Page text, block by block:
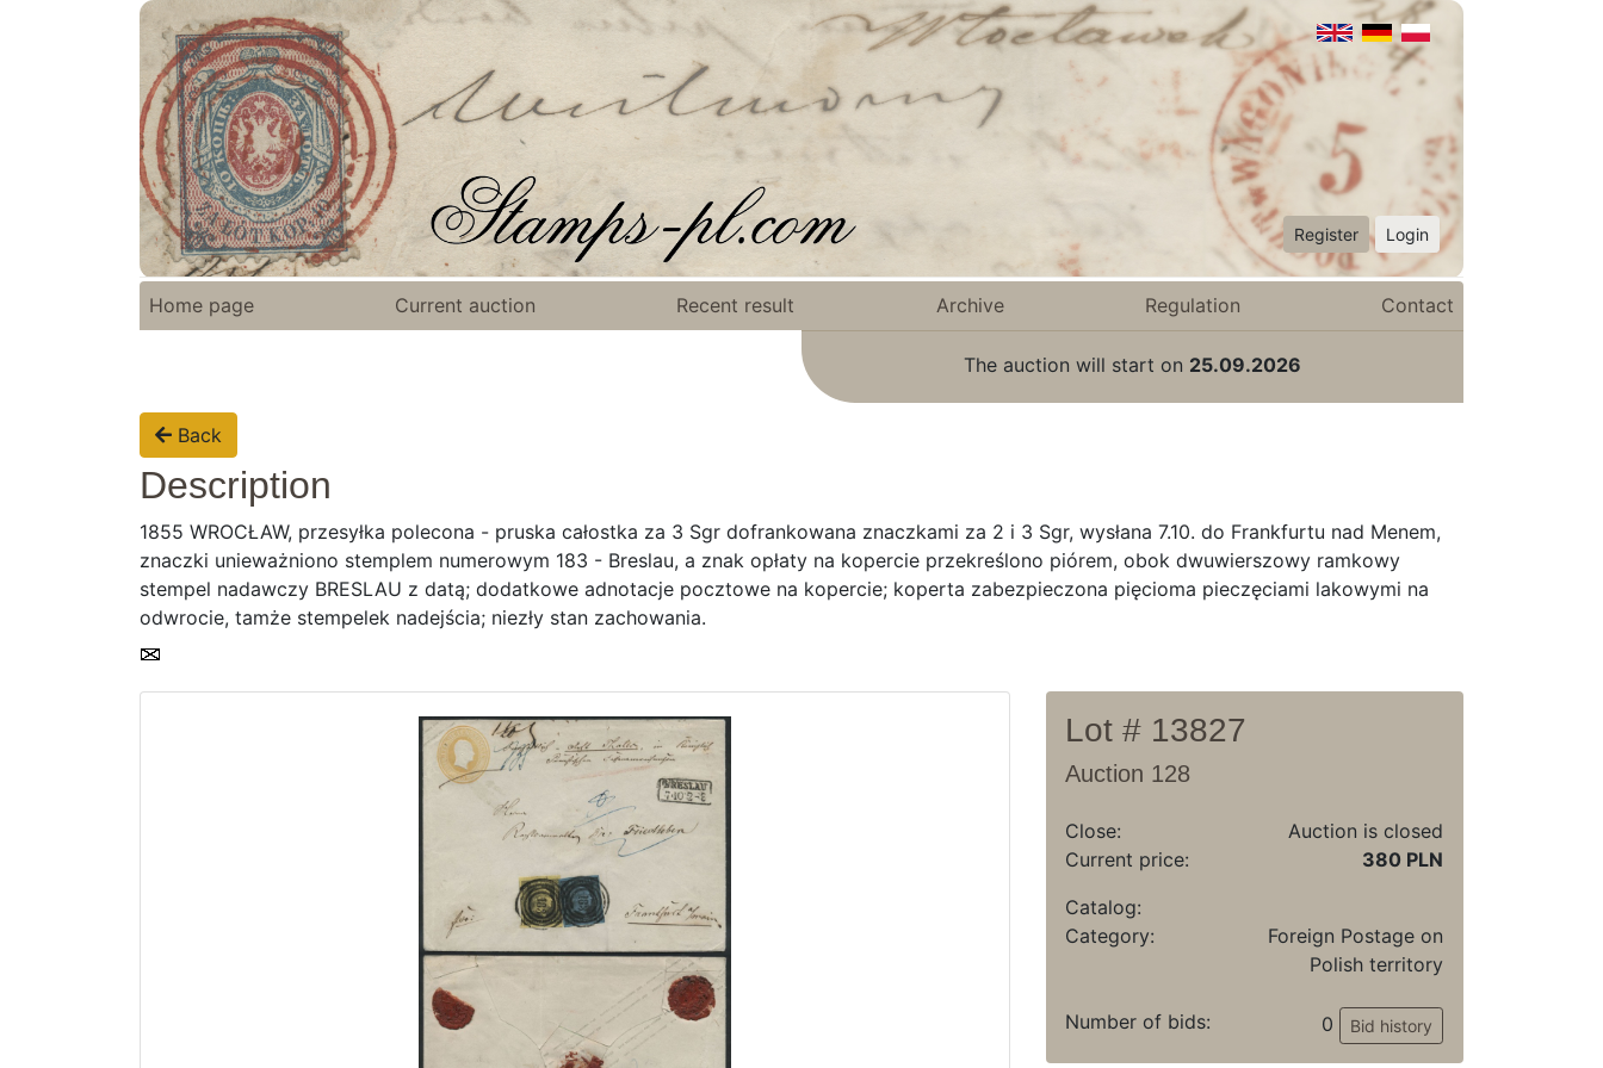
Register Login
Home page Current auction Recent result Archive Regulation Contact
The auction will start on 25.09.2026
Back
Description
1855 WROCŁAW, przesyłka polecona - pruska całostka za 3 Sgr dofrankowana znaczkami za 2 i 3 Sgr, wysłana 7.10. do Frankfurtu nad Menem,
znaczki unieważniono stemplem numerowym 183 - Breslau, a znak opłaty na kopercie przekreślono piórem, obok dwuwierszowy ramkowy
stempel nadawczy BRESLAU z datą; dodatkowe adnotacje pocztowe na kopercie; koperta zabezpieczona pięcioma pieczęciami lakowymi na
odwrocie, tamże stempelek nadejścia; niezły stan zachowania.
Lot # 13827
Auction 128
Close:
Auction is closed
Current price:
380 PLN
Catalog:
Category:
Foreign Postage on
Polish territory
Number of bids: 0 Bid history